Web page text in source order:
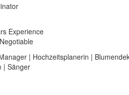
Experience
| Hochzeitsplanerin |
| Sänger